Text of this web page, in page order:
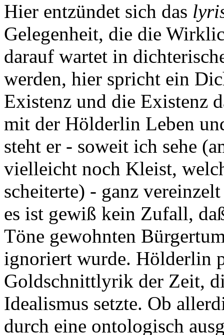
Hier entzündet sich das
Gelegenheit, die die
darauf wartet in
werden, hier spricht ein
Existenz und die Existenz
mit der Hölderlin Leben
steht er - soweit ich sehe
vielleicht noch Kleist,
scheiterte) - ganz
es ist gewiß kein Zufall,
Töne gewohnten
ignoriert wurde. Hölderlin
Goldschnittlyrik der Zeit,
Idealismus setzte. Ob
durch eine ontologisch